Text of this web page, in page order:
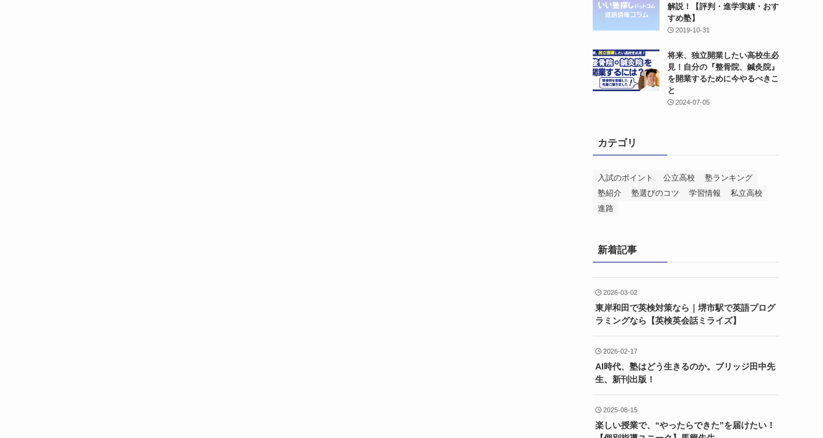
解説！【評判・進学実績・おす
すめ塾】
2019-10-31
将来、独立開業したい高校生必
見！自分の『整骨院、鍼灸院』
を開業するために今やるべきこ
と
2024-07-05
カテゴリ
入試のポイント 公立高校
塾ランキング
塾紹介
塾選びのコツ 学習情報
私立高校
進路
新着記事
2026-03-02
東岸和田で英検対策なら｜堺市駅で英語プログ
ラミングなら【英検英会話ミライズ】
2026-02-17
AI時代、塾はどう生きるのか。ブリッジ田中先
生、新刊出版！
2025-08-15
楽しい授業で、“やったらできた”を届けたい！